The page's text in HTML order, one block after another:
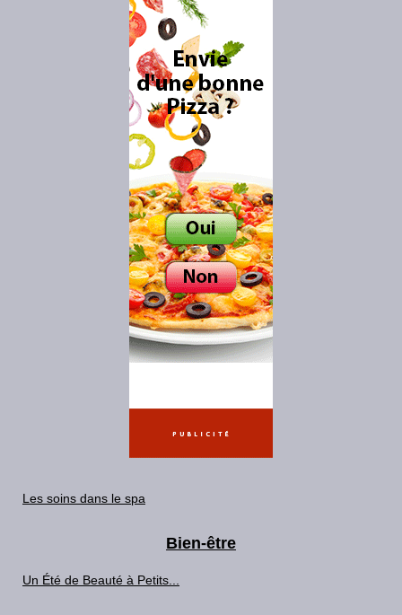
Les soins dans le spa
Bien-être
Un Été de Beauté à Petits...